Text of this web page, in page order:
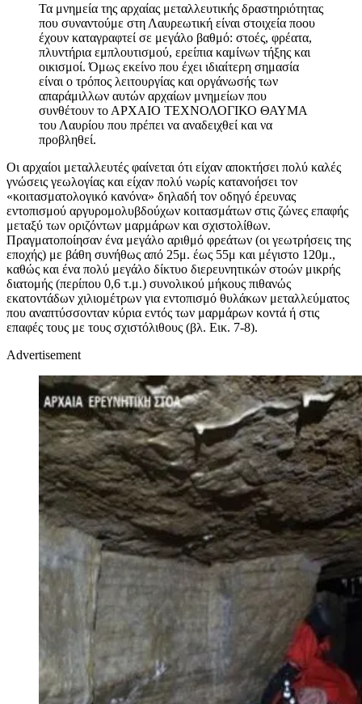
Τα μνημεία της αρχαίας μεταλλευτικής δραστηριότητας
που συναντούμε στη Λαυρεωτική είναι στοιχεία ποου
έχουν καταγραφτεί σε μεγάλο βαθμό: στοές, φρέατα,
πλυντήρια εμπλουτισμού, ερείπια καμίνων τήξης και
οικισμοί. Όμως εκείνο που έχει ιδιαίτερη σημασία
είναι ο τρόπος λειτουργίας και οργάνωσής των
απαράμιλλων αυτών αρχαίων μνημείων που
συνθέτουν το ΑΡΧΑΙΟ ΤΕΧΝΟΛΟΓΙΚΟ ΘΑΥΜΑ
του Λαυρίου που πρέπει να αναδειχθεί και να
προβληθεί.
Οι αρχαίοι μεταλλευτές φαίνεται ότι είχαν αποκτήσει πολύ καλές
γνώσεις γεωλογίας και είχαν πολύ νωρίς κατανοήσει τον
«κοιτασματολογικό κανόνα» δηλαδή τον οδηγό έρευνας
εντοπισμού αργυρομολυβδούχων κοιτασμάτων στις ζώνες επαφής
μεταξύ των οριζόντων μαρμάρων και σχιστολίθων.
Πραγματοποίησαν ένα μεγάλο αριθμό φρεάτων (οι γεωτρήσεις της
εποχής) με βάθη συνήθως από 25μ. έως 55μ και μέγιστο 120μ.,
καθώς και ένα πολύ μεγάλο δίκτυο διερευνητικών στοών μικρής
διατομής (περίπου 0,6 τ.μ.) συνολικού μήκους πιθανώς
εκατοντάδων χιλιομέτρων για εντοπισμό θυλάκων μεταλλεύματος
που αναπτύσσονταν κύρια εντός των μαρμάρων κοντά ή στις
επαφές τους με τους σχιστόλιθους (βλ. Εικ. 7-8).
Advertisement